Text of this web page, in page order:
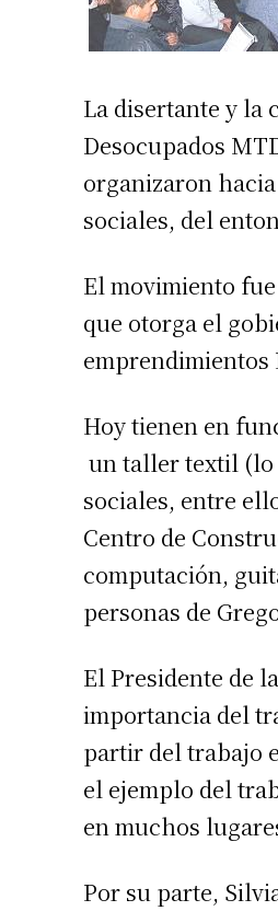
La disertante y la
Desocupados
organizaron
sociales, del
El movimiento
que otorga el
emprendimientos
Hoy tienen en
un taller textil (lo
sociales, entre
Centro de
computación,
personas de
El Presidente de
importancia del
partir del trabajo
el ejemplo del
en muchos
Por su parte,